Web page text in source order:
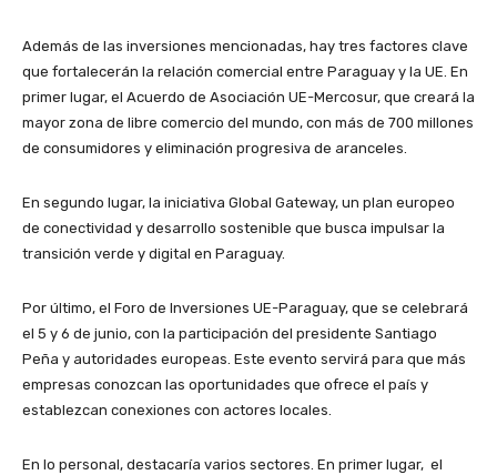
Además de las inversiones mencionadas, hay tres factores clave
que fortalecerán la relación comercial entre Paraguay y la UE. En
primer lugar, el Acuerdo de Asociación UE-Mercosur, que creará la
mayor zona de libre comercio del mundo, con más de 700 millones
de consumidores y eliminación progresiva de aranceles.
En segundo lugar, la iniciativa Global Gateway, un plan europeo
de conectividad y desarrollo sostenible que busca impulsar la
transición verde y digital en Paraguay.
Por último, el Foro de Inversiones UE-Paraguay, que se celebrará
el 5 y 6 de junio, con la participación del presidente Santiago
Peña y autoridades europeas. Este evento servirá para que más
empresas conozcan las oportunidades que ofrece el país y
establezcan conexiones con actores locales.
En lo personal, destacaría varios sectores. En primer lugar, el